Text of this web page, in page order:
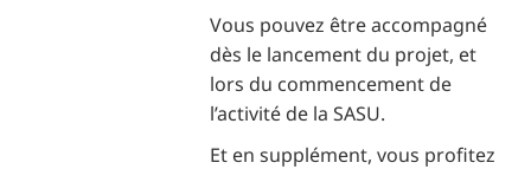
Vous pouvez être accompagné
dès le lancement du projet, et
lors du commencement de
l’activité de la SASU.
Et en supplément, vous profitez